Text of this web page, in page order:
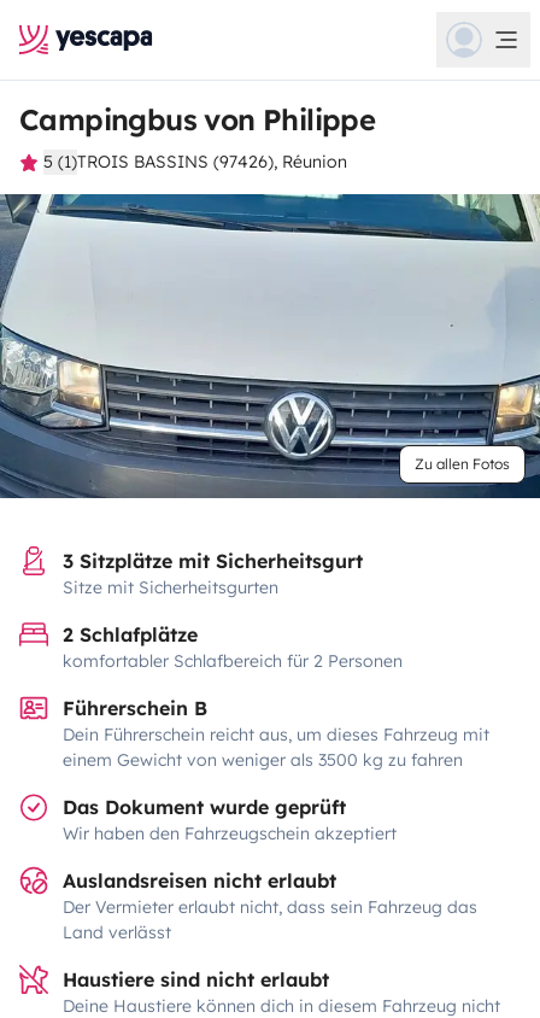
Campingbus von Philippe
5 (1)TROIS BASSINS (97426), Réunion
Zu allen Fotos
3 Sitzplätze mit Sicherheitsgurt
Sitze mit Sicherheitsgurten
2 Schlafplätze
komfortabler Schlafbereich für 2 Personen
Führerschein B
Dein Führerschein reicht aus, um dieses Fahrzeug mit
einem Gewicht von weniger als 3500 kg zu fahren
Das Dokument wurde geprüft
Wir haben den Fahrzeugschein akzeptiert
Auslandsreisen nicht erlaubt
Der Vermieter erlaubt nicht, dass sein Fahrzeug das
Land verlässt
Haustiere sind nicht erlaubt
Deine Haustiere können dich in diesem Fahrzeug nicht